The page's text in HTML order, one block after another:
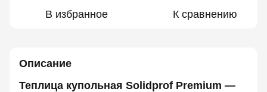
В избранное К сравнению
Описание
Теплица купольная Solidprof Premium —